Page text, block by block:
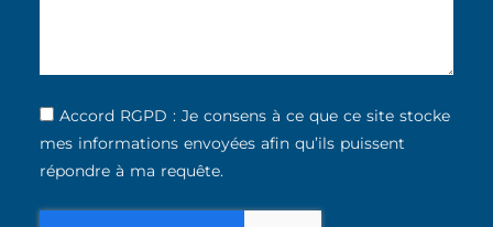
Accord RGPD : Je consens à ce que ce site stocke
mes informations envoyées afin qu’ils puissent
répondre à ma requête.